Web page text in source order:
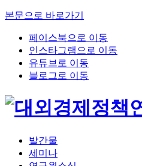
본문으로 바로가기
페이스북으로 이동
인스타그램으로 이동
유튜브로 이동
블로그로 이동
발간물
세미나